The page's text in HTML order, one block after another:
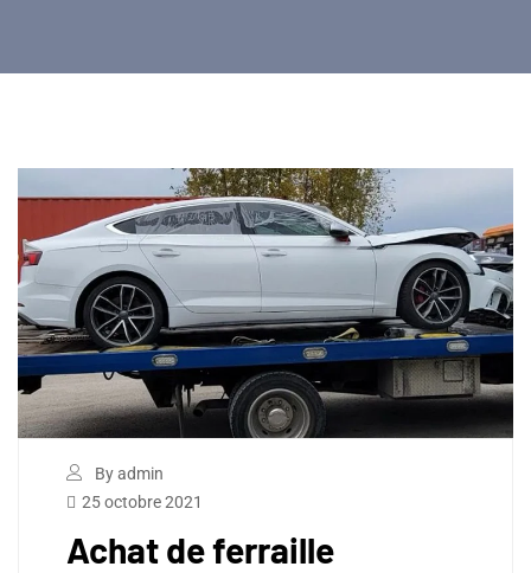
By admin
25 octobre 2021
Achat de ferraille